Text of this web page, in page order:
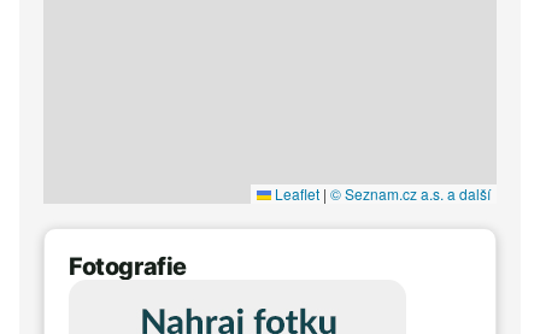
Leaflet | © Seznam.cz a.s. a další
Fotografie